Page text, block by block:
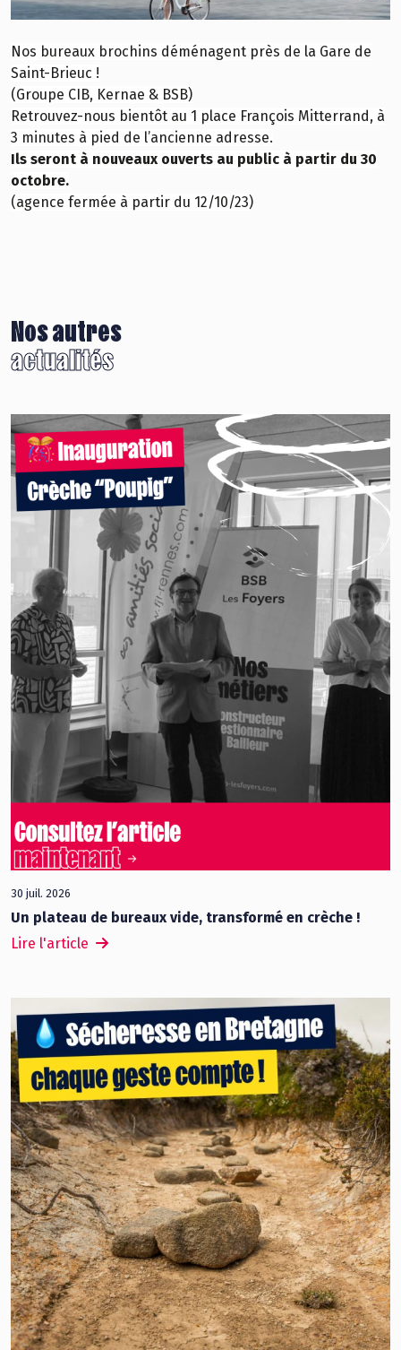
Nos bureaux brochins déménagent près de la Gare de
Saint-Brieuc !
(Groupe CIB, Kernae & BSB)
Retrouvez-nous bientôt au 1 place François Mitterrand, à
3 minutes à pied de l’ancienne adresse.
Ils seront à nouveaux ouverts au public à partir du 30
octobre.
(agence fermée à partir du 12/10/23)
Nos autres
actualités
30 juil. 2026
Un plateau de bureaux vide, transformé en crèche !
Lire l'article